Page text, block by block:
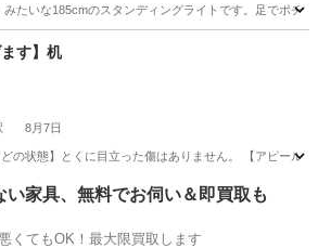
みたいな185cmのスタンディングライトです。足でポチ
照明器具
ます】机
8月7日
どの状態】とくに目立った傷はありません。 【アピー
テーブル
い家具、無料でお伺い＆即買取も
くてもOK！最大限買取します